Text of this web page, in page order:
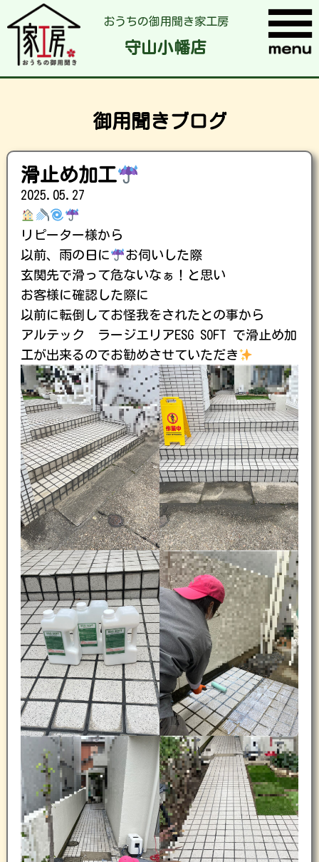
おうちの御用聞き家工房
守山小幡店
御用聞きブログ
滑止め加工
2025.05.27
リピーター様から
以前、雨の日に
お伺いした際
玄関先で滑って危ないなぁ！と思い
お客様に確認した際に
以前に転倒してお怪我をされたとの事から
アルテック ラージエリアESG SOFT で滑止め加
工が出来るのでお勧めさせていただき